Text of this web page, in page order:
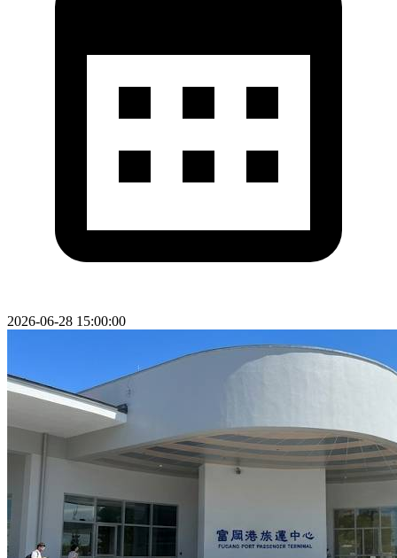
2026-06-28 15:00:00